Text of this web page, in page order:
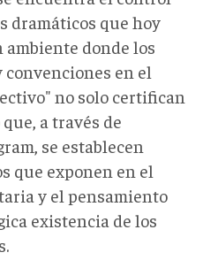
dramáticos que hoy
donde los
convenciones en el
no solo certifican
a través de
se establecen
que exponen en el
y el pensamiento
existencia de los